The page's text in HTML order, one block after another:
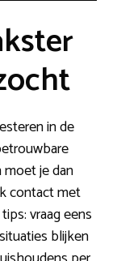
in de
je dan
contact met
vraag eens
blijken